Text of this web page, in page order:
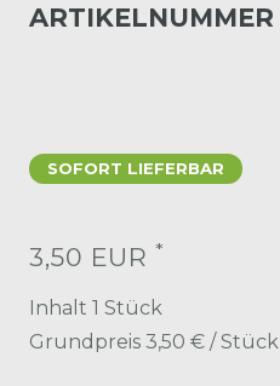
ARTIKELNUMMER
SOFORT LIEFERBAR
3,50 EUR *
Inhalt 1 Stück
Grundpreis 3,50 € / Stück